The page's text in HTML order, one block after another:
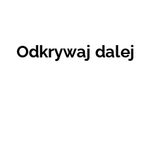
Odkrywaj dalej